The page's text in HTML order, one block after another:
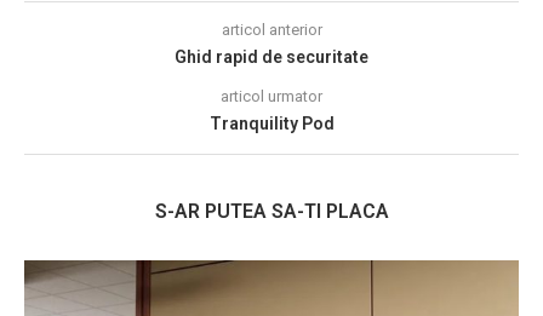
articol anterior
Ghid rapid de securitate
articol urmator
Tranquility Pod
S-AR PUTEA SA-TI PLACA